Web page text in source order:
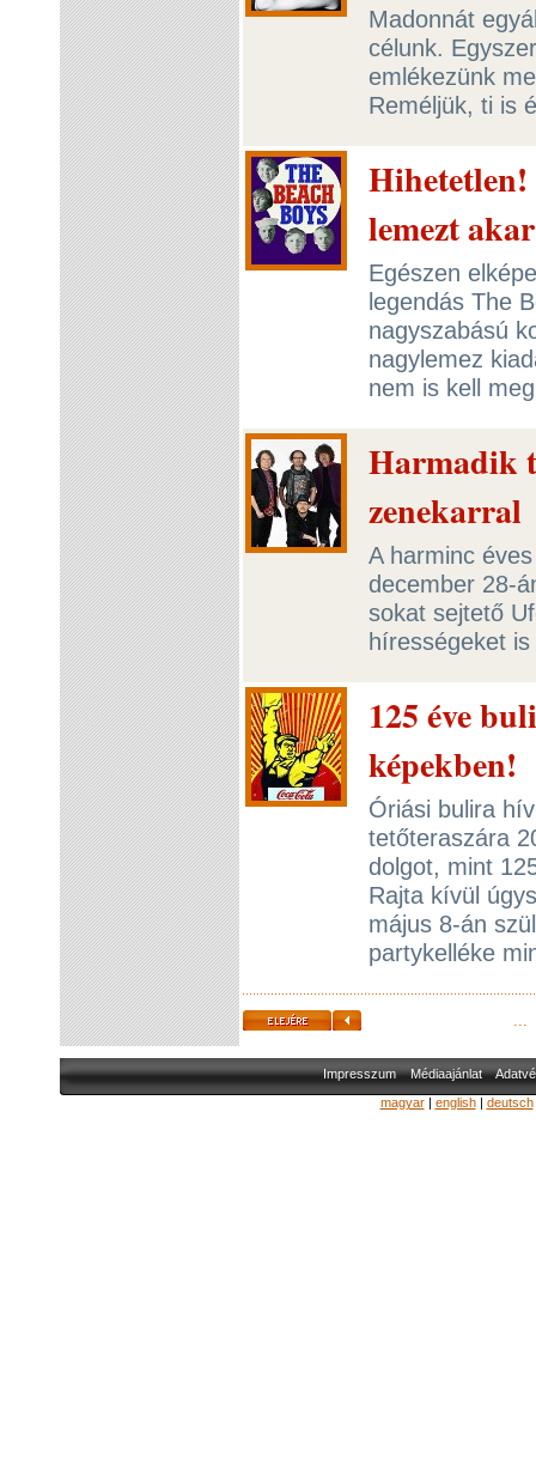
Madonnát
célunk.
emlékezünk
Reméljük, ti is
Hihetetlen!
lemezt akar
Egészen
legendás The
nagyszabású
nagylemez
nem is kell
Harmadik
zenekarral
A harminc
december 28-
sokat sejtető
hírességeket
125 éve
képekben!
Óriási bulira
tetőteraszára
dolgot, mint
Rajta kívül
május 8-án
partykelléke
...
Impresszum Médiaajánlat
magyar| english| deutsch